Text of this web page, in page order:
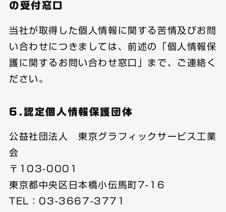
の受付窓口
当社が取得した個人情報に関する苦情及びお問
い合わせにつきましては、前述の「個人情報保
護に関するお問い合わせ窓口」まで、ご連絡く
ださい。
6.認定個人情報保護団体
公益社団法人 東京グラフィックサービス工業
会
〒103-0001
東京都中央区日本橋小伝馬町7-16
TEL：03-3667-3771